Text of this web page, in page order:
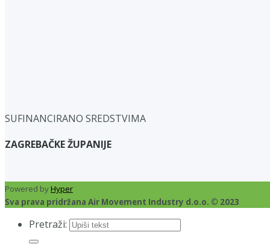
SUFINANCIRANO SREDSTVIMA
ZAGREBAČKE ŽUPANIJE
Powered byHyper
Sva prava pridržana Air Movement Industry d.o.o. © 2023
Pretraži: